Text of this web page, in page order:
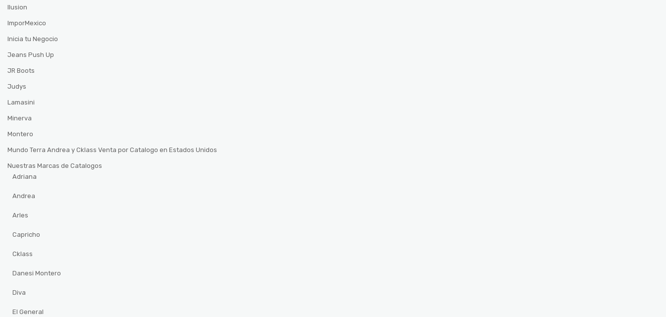
Ilusion
ImporMexico
Inicia tu Negocio
Jeans Push Up
JR Boots
Judys
Lamasini
Minerva
Montero
Mundo Terra Andrea y Cklass Venta por Catalogo en Estados Unidos
Nuestras Marcas de Catalogos
Adriana
Andrea
Arles
Capricho
Cklass
Danesi Montero
Diva
El General